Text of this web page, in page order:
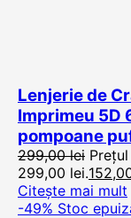
Lenjerie de
Imprimeu 5D
pompoane
299,00lei
299,00 lei.
Citește mai mult
-49% Stoc